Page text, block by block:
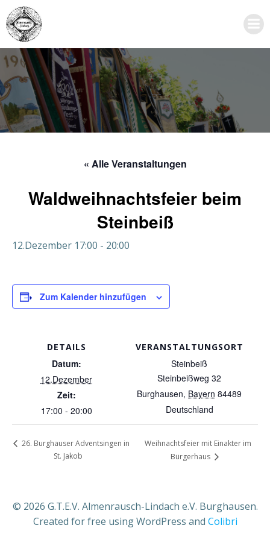
« Alle Veranstaltungen
Waldweihnachtsfeier beim
Steinbeiß
12.Dezember 17:00 - 20:00
Zum Kalender hinzufügen
DETAILS
Datum:
12.Dezember
Zeit:
17:00 - 20:00
VERANSTALTUNGSORT
Steinbeiß
Steinbeißweg 32
Burghausen, Bayern 84489
Deutschland
26. Burghauser Adventsingen in
St. Jakob
Weihnachtsfeier mit Einakter im
Bürgerhaus
© 2026 G.T.E.V. Almenrausch-Lindach e.V. Burghausen.
Created for free using WordPress and Colibri